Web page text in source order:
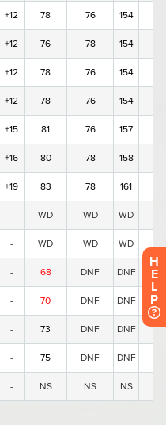
H
E
L
P